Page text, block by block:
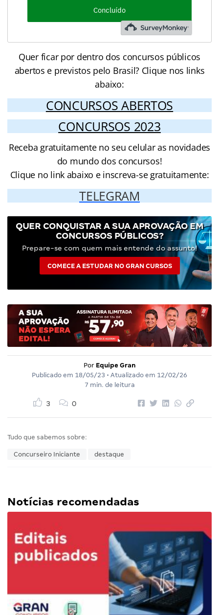
Quer ficar por dentro dos concursos públicos
abertos e previstos pelo Brasil? Clique nos links
abaixo:
CONCURSOS ABERTOS
CONCURSOS 2023
Receba gratuitamente no seu celular as novidades
do mundo dos concursos!
Clique no link abaixo e inscreva-se gratuitamente:
TELEGRAM
QUER CONQUISTAR A SUA APROVAÇÃO EM
CONCURSOS PÚBLICOS?
Prepare-se com quem mais entende do assunto!
COMECE A ESTUDAR NO GRAN CURSOS
Por Equipe Gran
Publicado em 18/05/23 • Atualizado em 12/02/26
7 min. de leitura
3 0
Tudo que sabemos sobre:
Concurseiro Iniciante destaque
Notícias recomendadas